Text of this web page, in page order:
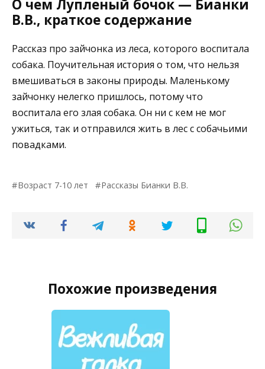
О чем Лупленый бочок — Бианки
В.В., краткое содержание
Рассказ про зайчонка из леса, которого воспитала
собака. Поучительная история о том, что нельзя
вмешиваться в законы природы. Маленькому
зайчонку нелегко пришлось, потому что
воспитала его злая собака. Он ни с кем не мог
ужиться, так и отправился жить в лес с собачьими
повадками.
Возраст 7-10 лет Рассказы Бианки В.В.
Похожие произведения